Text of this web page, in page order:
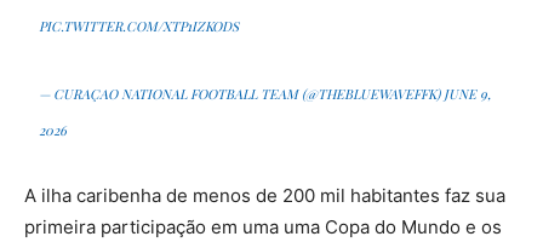
PIC.TWITTER.COM/XTP1IZKODS
— CURAÇAO NATIONAL FOOTBALL TEAM (@THEBLUEWAVEFFK) JUNE 9,
2026
A ilha caribenha de menos de 200 mil habitantes faz sua
primeira participação em uma uma Copa do Mundo e os